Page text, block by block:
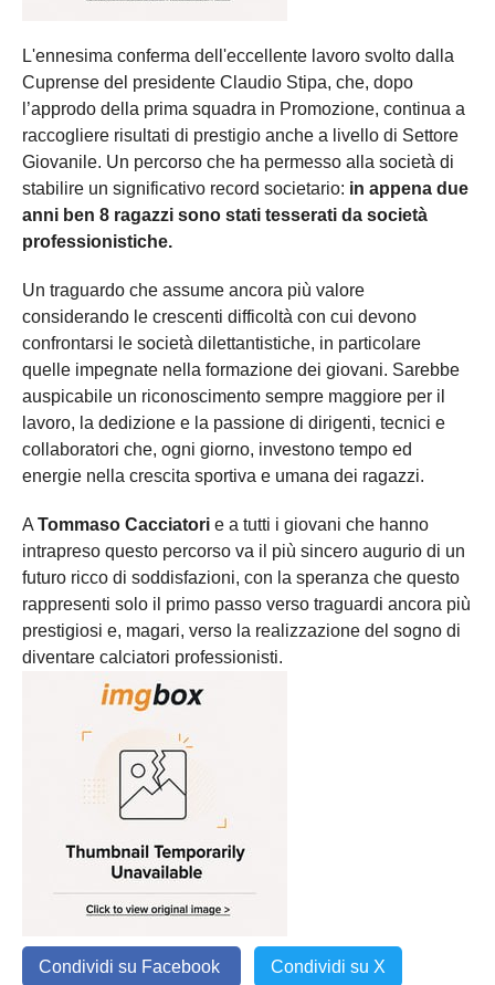
L'ennesima conferma dell'eccellente lavoro svolto dalla
Cuprense del presidente Claudio Stipa, che, dopo
l’approdo della prima squadra in Promozione, continua a
raccogliere risultati di prestigio anche a livello di Settore
Giovanile. Un percorso che ha permesso alla società di
stabilire un significativo record societario: in appena due
anni ben 8 ragazzi sono stati tesserati da società
professionistiche.
Un traguardo che assume ancora più valore
considerando le crescenti difficoltà con cui devono
confrontarsi le società dilettantistiche, in particolare
quelle impegnate nella formazione dei giovani. Sarebbe
auspicabile un riconoscimento sempre maggiore per il
lavoro, la dedizione e la passione di dirigenti, tecnici e
collaboratori che, ogni giorno, investono tempo ed
energie nella crescita sportiva e umana dei ragazzi.
A Tommaso Cacciatori e a tutti i giovani che hanno
intrapreso questo percorso va il più sincero augurio di un
futuro ricco di soddisfazioni, con la speranza che questo
rappresenti solo il primo passo verso traguardi ancora più
prestigiosi e, magari, verso la realizzazione del sogno di
diventare calciatori professionisti.
Condividi su Facebook Condividi su X